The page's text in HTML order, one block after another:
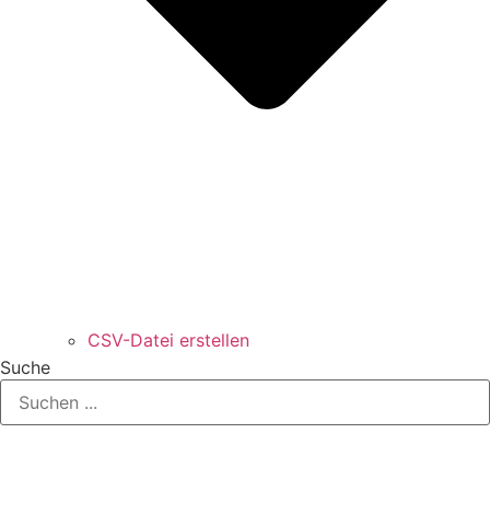
CSV-Datei erstellen
Suche